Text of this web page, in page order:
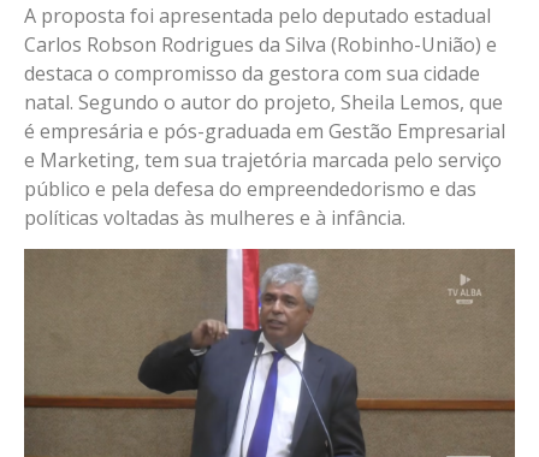
A proposta foi apresentada pelo deputado estadual
Carlos Robson Rodrigues da Silva (Robinho-União) e
destaca o compromisso da gestora com sua cidade
natal. Segundo o autor do projeto, Sheila Lemos, que
é empresária e pós-graduada em Gestão Empresarial
e Marketing, tem sua trajetória marcada pelo serviço
público e pela defesa do empreendedorismo e das
políticas voltadas às mulheres e à infância.